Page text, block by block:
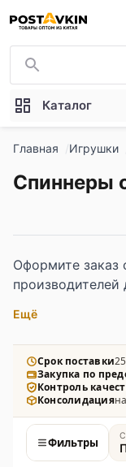
Перейти к
Каталог
Главная Игрушки
Спиннеры
Оформите заказ
производителей
корпоративных
классические и
подшипниками,
формами и
полимеры.
Ещё
Срок поставки
Закупка по
Контроль
Консолидация
Фильтры